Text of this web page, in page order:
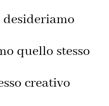
desideriamo
quello stesso
creativo